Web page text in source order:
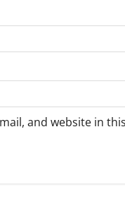
and website in